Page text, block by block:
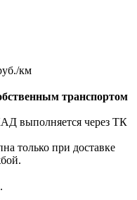
км
транспортом
выполняется через ТК
только при доставке